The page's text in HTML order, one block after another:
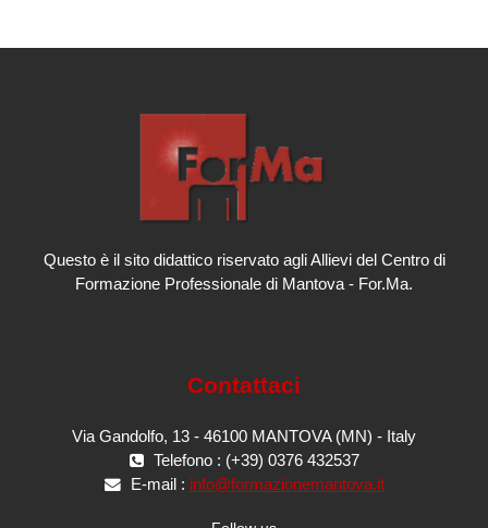
Questo è il sito didattico riservato agli Allievi del Centro di
Formazione Professionale di Mantova - For.Ma.
Contattaci
Via Gandolfo, 13 - 46100 MANTOVA (MN) - Italy
Telefono : (+39) 0376 432537
E-mail : info@formazionemantova.it